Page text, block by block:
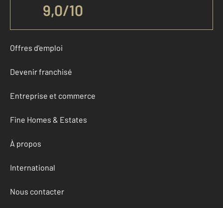
9,0/10
Offres d'emploi
Devenir franchisé
Entreprise et commerce
Fine Homes & Estates
À propos
International
Nous contacter